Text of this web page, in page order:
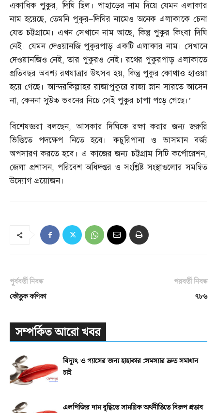
একাধিক পুকুর,দিঘি ছিল। পাহাড়ের নাম দিয়ে যেমন এলাকার
নাম হয়েছে, তেমনি পুকুর–দিঘির নামেও অনেক এলাকাকে চেনা
যেত চট্টগ্রামে। এখন সেখানে নাম আছে,কিন্তু পুকুর কিংবা দিঘি
নেই। যেমন দেওয়ানজি পুকুরপাড় একটি এলাকার নাম। সেখানে
দেওয়ানজিও নেই,তার পুকুরও নেই। রথের পুকুরপাড় এলাকাতে
প্রতিবছর অবশ্য রথযাত্রার উৎসব হয়,কিন্তু পুকুর কোথাও হাওয়া
হয়ে গেছে। আন্দরকিল্লাহর রাজাপুকুরে রাজা স্নান সারতে আসেন
না, কেননা সুউচ্চ ভবনের নিচে সেই পুকুর চাপা পড়ে গেছে।’
বিশেষজ্ঞরা বলছেন,আসকার দিঘিকে রক্ষা করার জন্য জরুরি
ভিত্তিতে পদক্ষেপ নিতে হবে। কচুরিপানা ও ভাসমান বর্জ্য
অপসারণ করতে হবে। এ কাজের জন্য চট্টগ্রাম সিটি কর্পোরেশন,
জেলা প্রশাসন, পরিবেশ অধিদপ্তর ও সংশ্লিষ্ট সংস্থাগুলোর সমন্বিত
উদ্যোগ প্রয়োজন।
পূর্ববর্তী নিবন্ধ
কৌতুক কণিকা
পরবর্তী নিবন্ধ
৭৮৬
সম্পর্কিত আরো খবর
বিদ্যুৎ ও গ্যাসের জন্য হাহাকার :সমস্যার দ্রুত সমাধান
চাই
এলপিজির দাম বৃদ্ধিতে সামগ্রিক অর্থনীতিতে বিরূপ প্রভাব